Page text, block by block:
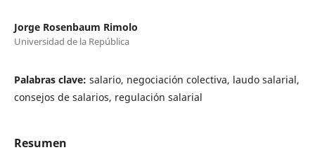
Jorge Rosenbaum Rimolo
Universidad de la República
Palabras clave: salario, negociación colectiva, laudo salarial,
consejos de salarios, regulación salarial
Resumen